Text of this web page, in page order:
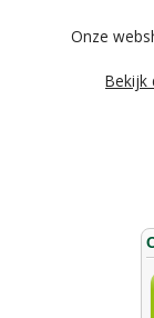
Onze
Bekijk